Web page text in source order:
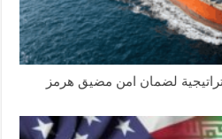
لضمان امن مضيق هرمز